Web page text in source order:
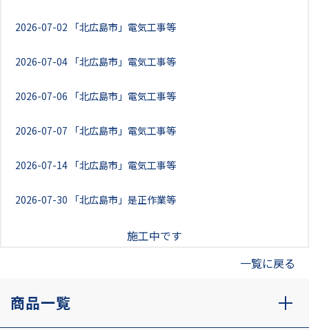
2026-07-02 「北広島市」電気工事等
2026-07-04 「北広島市」電気工事等
2026-07-06 「北広島市」電気工事等
2026-07-07 「北広島市」電気工事等
2026-07-14 「北広島市」電気工事等
2026-07-30 「北広島市」是正作業等
施工中です
一覧に戻る
商品一覧